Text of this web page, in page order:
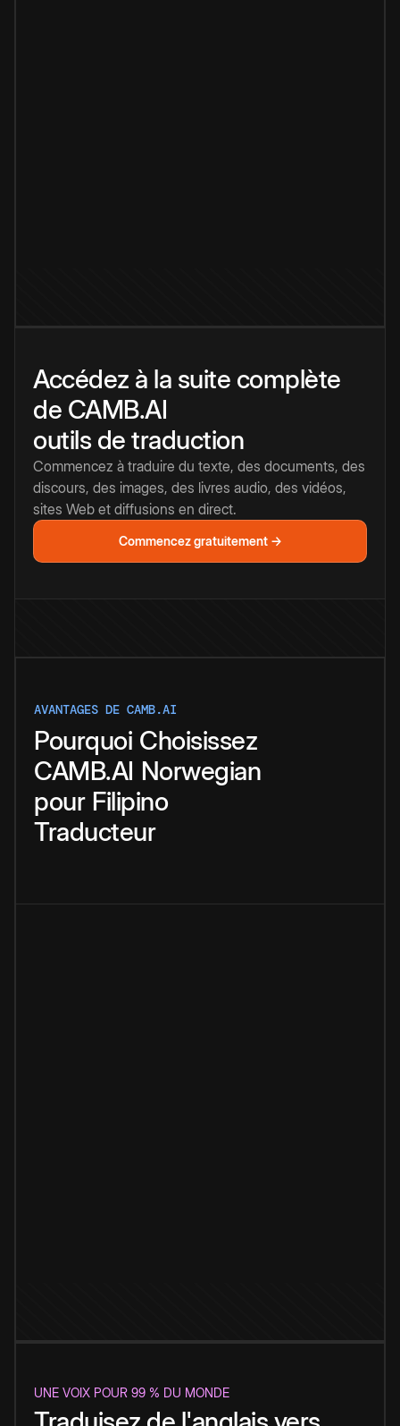
Accédez à la suite complète
de CAMB.AI
outils de traduction
Commencez à traduire du texte, des documents, des
discours, des images, des livres audio, des vidéos,
sites Web et diffusions en direct.
Commencez gratuitement →
AVANTAGES DE CAMB.AI
Pourquoi Choisissez
CAMB.AI Norwegian
pour Filipino
Traducteur
UNE VOIX POUR 99 % DU MONDE